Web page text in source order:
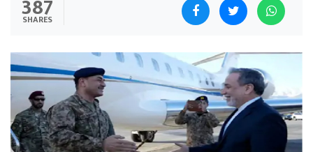
387
SHARES